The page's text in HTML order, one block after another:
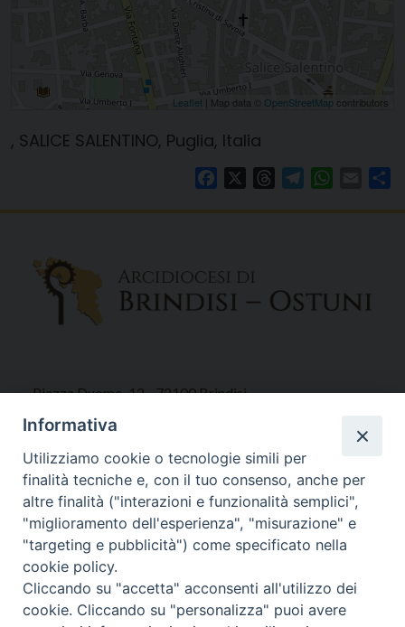
Leaflet | Map data © OpenStreetMap contributors
, SALICE SALENTINO, Puglia, Italia
FacebookThreadsTelegram Email
Piazza Duomo, 12 - 72100 Brindisi
Tel 0831.521958
Fax 0831.528315
Orari Curia
Mar. / Mer. / Giov. ore 9 - 13
nei mesi estivi solo Martedì ore 9 - 13
Informativa
Utilizziamo cookie o tecnologie simili per
finalità tecniche e, con il tuo consenso, anche per
altre finalità ("interazioni e funzionalità semplici",
"miglioramento dell'esperienza", "misurazione" e
"targeting e pubblicità") come specificato nella
cookie policy.
Cliccando su "accetta" acconsenti all'utilizzo dei
cookie. Cliccando su "personalizza" puoi avere